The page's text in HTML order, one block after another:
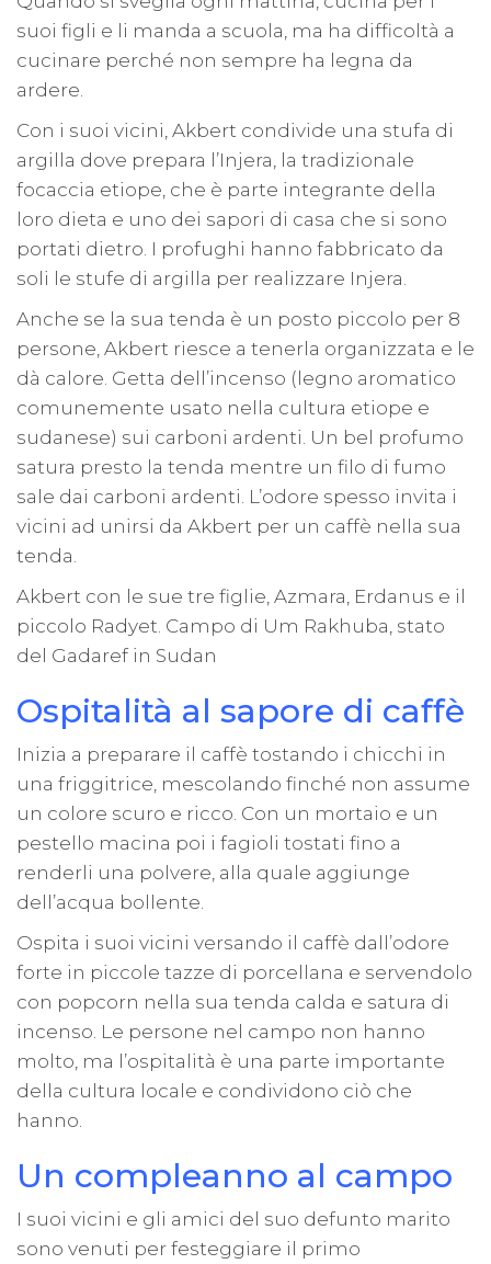
suoi figli e li manda a scuola, ma ha difficoltà a
cucinare perché non sempre ha legna da
ardere.
Con i suoi vicini, Akbert condivide una stufa di
argilla dove prepara l’Injera, la tradizionale
focaccia etiope, che è parte integrante della
loro dieta e uno dei sapori di casa che si sono
portati dietro. I profughi hanno fabbricato da
soli le stufe di argilla per realizzare Injera.
Anche se la sua tenda è un posto piccolo per 8
persone, Akbert riesce a tenerla organizzata e le
dà calore. Getta dell’incenso (legno aromatico
comunemente usato nella cultura etiope e
sudanese) sui carboni ardenti. Un bel profumo
satura presto la tenda mentre un filo di fumo
sale dai carboni ardenti. L’odore spesso invita i
vicini ad unirsi da Akbert per un caffè nella sua
tenda.
Akbert con le sue tre figlie, Azmara, Erdanus e il
piccolo Radyet. Campo di Um Rakhuba, stato
del Gadaref in Sudan
Ospitalità al sapore di caffè
Inizia a preparare il caffè tostando i chicchi in
una friggitrice, mescolando finché non assume
un colore scuro e ricco. Con un mortaio e un
pestello macina poi i fagioli tostati fino a
renderli una polvere, alla quale aggiunge
dell’acqua bollente.
Ospita i suoi vicini versando il caffè dall’odore
forte in piccole tazze di porcellana e servendolo
con popcorn nella sua tenda calda e satura di
incenso. Le persone nel campo non hanno
molto, ma l’ospitalità è una parte importante
della cultura locale e condividono ciò che
hanno.
Un compleanno al campo
I suoi vicini e gli amici del suo defunto marito
sono venuti per festeggiare il primo